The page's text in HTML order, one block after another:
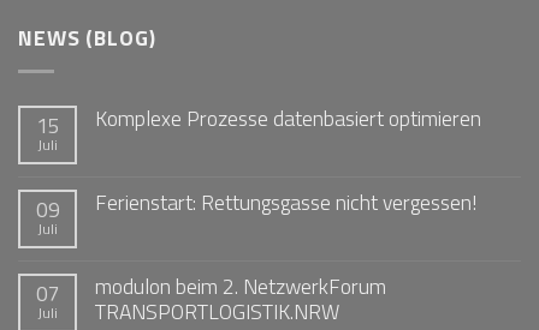
NEWS (BLOG)
15
Juli
Komplexe Prozesse datenbasiert optimieren
09
Juli
Ferienstart: Rettungsgasse nicht vergessen!
07
Juli
modulon beim 2. NetzwerkForum
TRANSPORTLOGISTIK.NRW